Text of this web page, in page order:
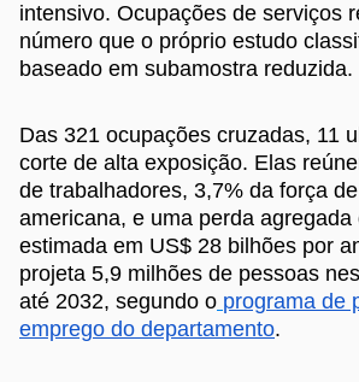
intensivo. Ocupações de serviços
número que o próprio estudo
baseado em subamostra reduzida.
Das 321 ocupações cruzadas, 11
corte de alta exposição. Elas
de trabalhadores, 3,7% da força
americana, e uma perda agregada
estimada em US$ 28 bilhões por
projeta 5,9 milhões de pessoas
até 2032, segundo o programa de
emprego do departamento.